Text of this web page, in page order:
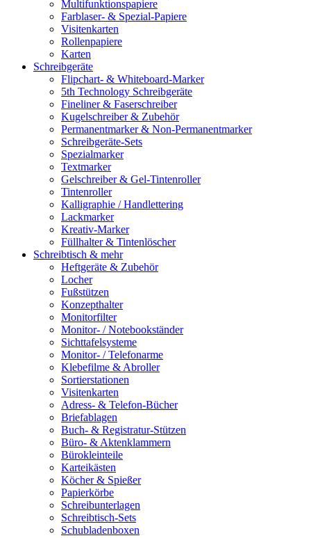
Multifunktionspapiere
Farblaser- & Spezial-Papiere
Visitenkarten
Rollenpapiere
Karten
Schreibgeräte
Flipchart- & Whiteboard-Marker
5th Technology Schreibgeräte
Fineliner & Faserschreiber
Kugelschreiber & Zubehör
Permanentmarker & Non-Permanentmarker
Schreibgeräte-Sets
Spezialmarker
Textmarker
Gelschreiber & Gel-Tintenroller
Tintenroller
Kalligraphie / Handlettering
Lackmarker
Kreativ-Marker
Füllhalter & Tintenlöscher
Schreibtisch & mehr
Heftgeräte & Zubehör
Locher
Fußstützen
Konzepthalter
Monitorfilter
Monitor- / Notebookständer
Sichttafelsysteme
Monitor- / Telefonarme
Klebefilme & Abroller
Sortierstationen
Visitenkarten
Adress- & Telefon-Bücher
Briefablagen
Buch- & Registratur-Stützen
Büro- & Aktenklammern
Bürokleinteile
Karteikästen
Köcher & Spießer
Papierkörbe
Schreibunterlagen
Schreibtisch-Sets
Schubladenboxen